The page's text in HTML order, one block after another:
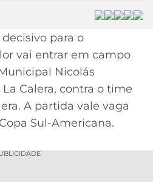
para o
vai entrar em campo
Nicolás
Calera, contra o time
A partida vale vaga
Sul-Americana.